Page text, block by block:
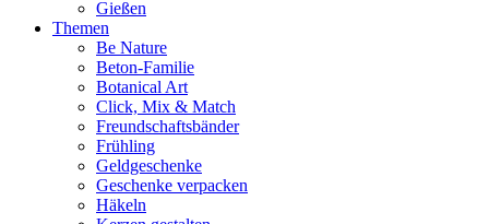
Gießen
Themen
Be Nature
Beton-Familie
Botanical Art
Click, Mix & Match
Freundschaftsbänder
Frühling
Geldgeschenke
Geschenke verpacken
Häkeln